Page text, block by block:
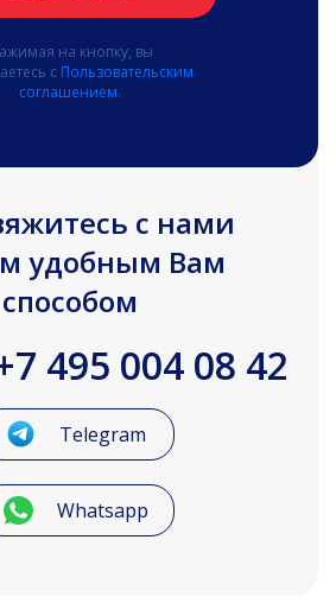
на кнопку, вы
с Пользовательским
соглашением.
с нами
удобным Вам
способом
Telegram
Whatsapp
495 004 08 42